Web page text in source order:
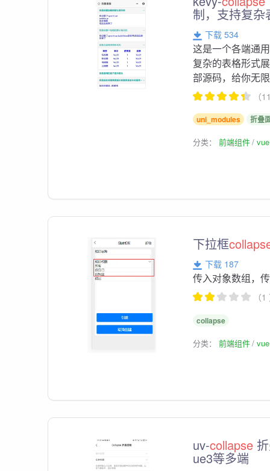
制，支持复杂
下载 534
这是一个各端通
复杂的表格形式
部源码，给你无
（
uni_modules 折叠
分类：前端组件
下拉框
下载 187
传入对象数组，
（
collapse
分类：前端组件
uv-collapse
ue3等多端